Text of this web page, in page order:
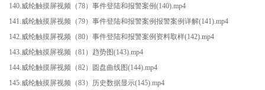
140.威纶触摸屏视频（78）事件登陆和报警案例(140).mp4
141.威纶触摸屏视频（79）事件登陆和报警案例报警案例详解(141).mp4
142.威纶触摸屏视频（80）事件登陆和报警案例资料取样(142).mp4
143.威纶触摸屏视频（81）趋势图(143).mp4
144.威纶触摸屏视频（82）圆盘曲线图(144).mp4
145.威纶触摸屏视频（83）历史数据显示(145).mp4